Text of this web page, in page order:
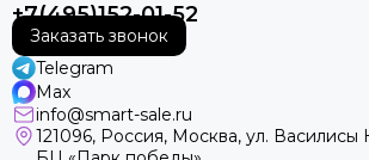
+7(495)152-01-52
Заказать звонок
Telegram
Max
info@smart-sale.ru
121096, Россия, Москва, ул. Василисы